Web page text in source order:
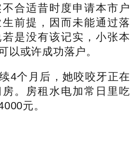
合适昔时度申请本市户
前提，因而未能通过落
是没有该记实，小张本
以或许成功落户。
个月后，她咬咬牙正在
。房租水电加常日里吃
元。